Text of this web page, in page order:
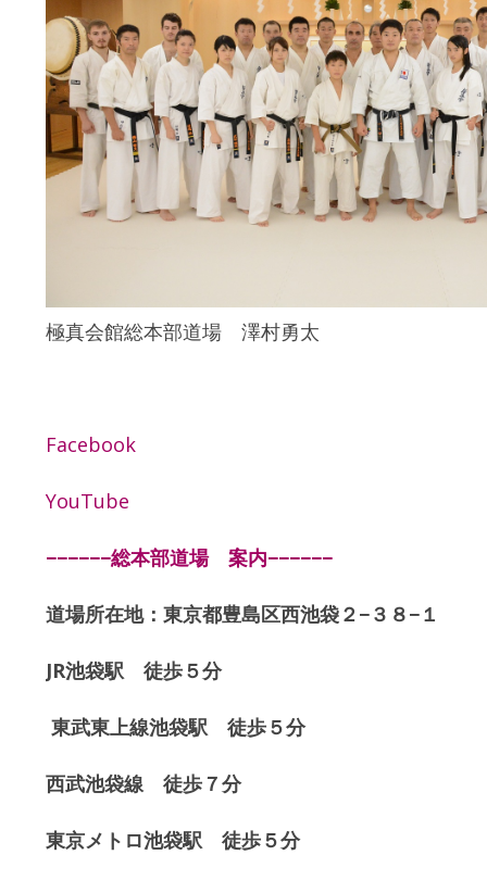
極真会館総本部道場 澤村勇太
Facebook
YouTube
−−−−−−総本部道場 案内−−−−−−
道場所在地：東京都豊島区西池袋２−３８−１
JR池袋駅 徒歩５分
東武東上線池袋駅 徒歩５分
西武池袋線 徒歩７分
東京メトロ池袋駅 徒歩５分